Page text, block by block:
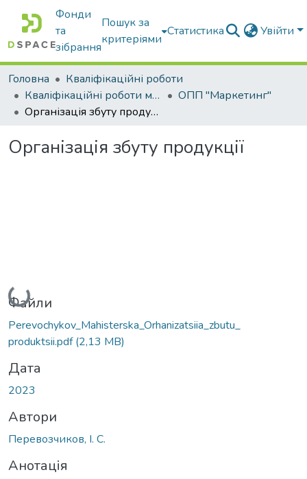
Фонди
та
зібрання
Пошук за
критеріями
Статистика Увійти
Головна
Кваліфікаційні роботи
Кваліфікаційні роботи магістрів
ОПП "Маркетинг"
Організація збуту продукції
Організація збуту продукції
Вантажиться...
Файли
Perevochykov_Mahisterska_Orhanizatsiia_zbutu_
produktsii.pdf(2,13 MB)
Дата
2023
Автори
Перевозчиков, І. С.
Анотація